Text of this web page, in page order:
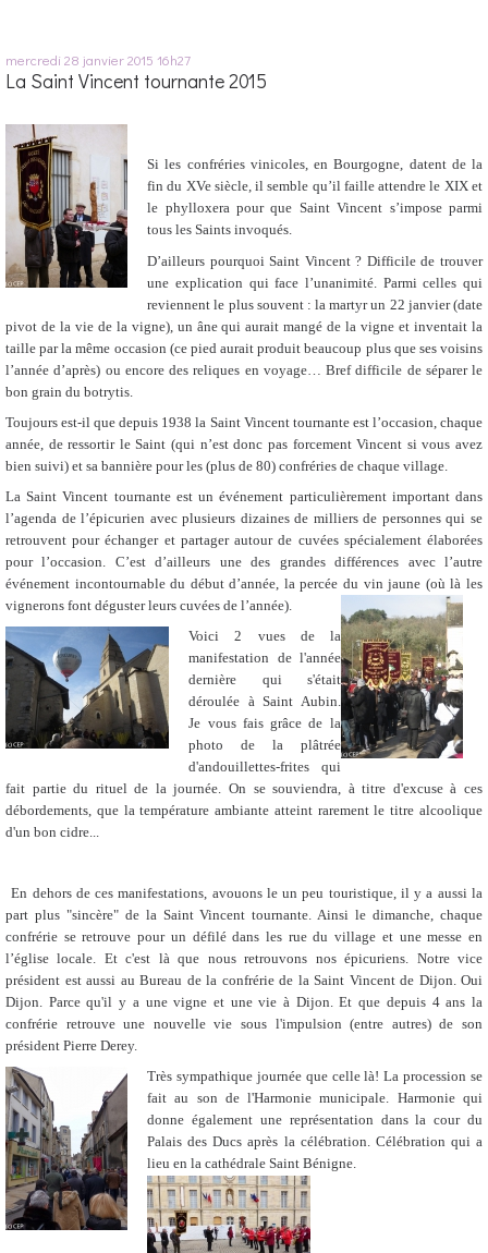
mercredi 28 janvier 2015 16h27
La Saint Vincent tournante 2015
Si les confréries vinicoles, en Bourgogne, datent de la
fin du XVe siècle, il semble qu’il faille attendre le XIX et
le phylloxera pour que Saint Vincent s’impose parmi
tous les Saints invoqués.
D’ailleurs pourquoi Saint Vincent ? Difficile de trouver
une explication qui face l’unanimité. Parmi celles qui
reviennent le plus souvent : la martyr un 22 janvier (date
pivot de la vie de la vigne), un âne qui aurait mangé de la vigne et inventait la
taille par la même occasion (ce pied aurait produit beaucoup plus que ses voisins
l’année d’après) ou encore des reliques en voyage… Bref difficile de séparer le
bon grain du botrytis.
Toujours est-il que depuis 1938 la Saint Vincent tournante est l’occasion, chaque
année, de ressortir le Saint (qui n’est donc pas forcement Vincent si vous avez
bien suivi) et sa bannière pour les (plus de 80) confréries de chaque village.
La Saint Vincent tournante est un événement particulièrement important dans
l’agenda de l’épicurien avec plusieurs dizaines de milliers de personnes qui se
retrouvent pour échanger et partager autour de cuvées spécialement élaborées
pour l’occasion. C’est d’ailleurs une des grandes différences avec l’autre
événement incontournable du début d’année, la percée du vin jaune (où là les
vignerons font déguster leurs cuvées de l’année).
Voici 2 vues de la
manifestation de l'année
dernière qui s'était
déroulée à Saint Aubin.
Je vous fais grâce de la
photo de la plâtrée
d'andouillettes-frites qui
fait partie du rituel de la journée. On se souviendra, à titre d'excuse à ces
débordements, que la température ambiante atteint rarement le titre alcoolique
d'un bon cidre...
En dehors de ces manifestations, avouons le un peu touristique, il y a aussi la
part plus "sincère" de la Saint Vincent tournante. Ainsi le dimanche, chaque
confrérie se retrouve pour un défilé dans les rue du village et une messe en
l’église locale. Et c'est là que nous retrouvons nos épicuriens. Notre vice
président est aussi au Bureau de la confrérie de la Saint Vincent de Dijon. Oui
Dijon. Parce qu'il y a une vigne et une vie à Dijon. Et que depuis 4 ans la
confrérie retrouve une nouvelle vie sous l'impulsion (entre autres) de son
président Pierre Derey.
Très sympathique journée que celle là! La procession se
fait au son de l'Harmonie municipale. Harmonie qui
donne également une représentation dans la cour du
Palais des Ducs après la célébration. Célébration qui a
lieu en la cathédrale Saint Bénigne.